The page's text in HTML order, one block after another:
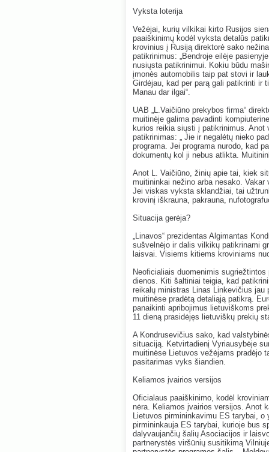
Vyksta loterija
Vežėjai, kurių vilkikai kirto Rusijos
paaiškinimų kodėl vyksta detalūs
krovinius į Rusiją direktorė sako
patikrinimus: „Bendroje eilėje
nusiųsta patikrinimui. Kokiu būdu
įmonės automobilis taip pat stovi ir
Girdėjau, kad per parą gali patikrinti
Manau dar ilgai“.
UAB „L.Vaičiūno prekybos firma“
muitinėje galima pavadinti
kurios reikia siųsti į patikrinimus.
patikrinimas: „ Jie ir negalėtų nieko
programa. Jei programa nurodo, kad
dokumentų kol ji nebus atlikta.
Anot L. Vaičiūno, žinių apie tai, kiek
muitininkai nežino arba nesako.
Jei viskas vyksta sklandžiai, tai
krovinį iškrauna, pakrauna,
Situacija gerėja?
„Linavos“ prezidentas Algimantas
sušvelnėjo ir dalis vilkikų patikrinami
laisvai. Visiems kitiems kroviniams
Neoficialiais duomenimis
dienos. Kiti šaltiniai teigia, kad
reikalų ministras Linas Linkevičius
muitinėse pradėtą detaliąją patikrą.
panaikinti apribojimus lietuviškoms
11 dieną prasidėjęs lietuviškų prekių
A Kondrusevičius sako, kad
situaciją. Ketvirtadienį Vyriausybėje
muitinėse Lietuvos vežėjams pradėjo
pasitarimas vyks šiandien.
Keliamos įvairios versijos
Oficialaus paaiškinimo, kodėl
nėra. Keliamos įvairios versijos. Anot
Lietuvos pirmininkavimu ES tarybai,
pirmininkauja ES tarybai, kurioje bus
dalyvaujančių šalių Asociacijos ir
partnerystės viršūnių susitikimą